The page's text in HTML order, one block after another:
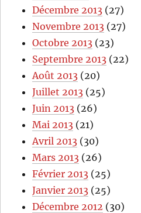
Décembre 2013 (27)
Novembre 2013 (27)
Octobre 2013 (23)
Septembre 2013 (22)
Août 2013 (20)
Juillet 2013 (25)
Juin 2013 (26)
Mai 2013 (21)
Avril 2013 (30)
Mars 2013 (26)
Février 2013 (25)
Janvier 2013 (25)
Décembre 2012 (30)